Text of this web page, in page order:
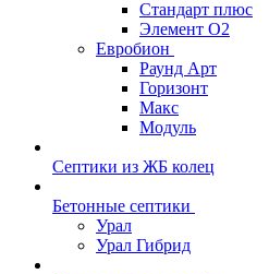
Стандарт плюс
Элемент О2
Евробион
Раунд Арт
Горизонт
Макс
Модуль
Септики из ЖБ колец
Бетонные септики
Урал
Урал Гибрид